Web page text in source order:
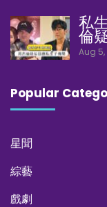
私
倫
Aug 5,
Popular
星聞
綜藝
戲劇